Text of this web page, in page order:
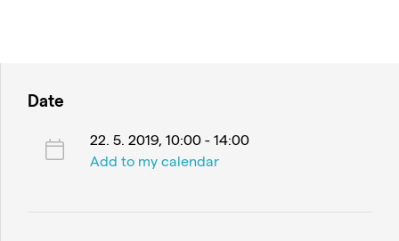
Date
22. 5. 2019, 10:00 - 14:00
Add to my calendar